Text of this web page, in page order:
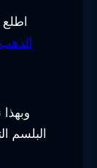
البلسم